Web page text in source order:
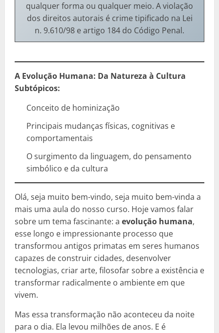
qualquer forma ou qualquer meio. A violação
dos direitos autorais é crime tipificado na Lei
n. 9.610/98 e artigo 184 do Código Penal.
A Evolução Humana: Da Natureza à Cultura
Subtópicos:
Conceito de hominização
Principais mudanças físicas, cognitivas e
comportamentais
O surgimento da linguagem, do pensamento
simbólico e da cultura
Olá, seja muito bem-vindo, seja muito bem-vinda a
mais uma aula do nosso curso. Hoje vamos falar
sobre um tema fascinante: a evolução humana,
esse longo e impressionante processo que
transformou antigos primatas em seres humanos
capazes de construir cidades, desenvolver
tecnologias, criar arte, filosofar sobre a existência e
transformar radicalmente o ambiente em que
vivem.
Mas essa transformação não aconteceu da noite
para o dia. Ela levou milhões de anos. E é